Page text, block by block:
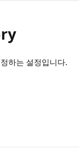
하는 설정입니다.